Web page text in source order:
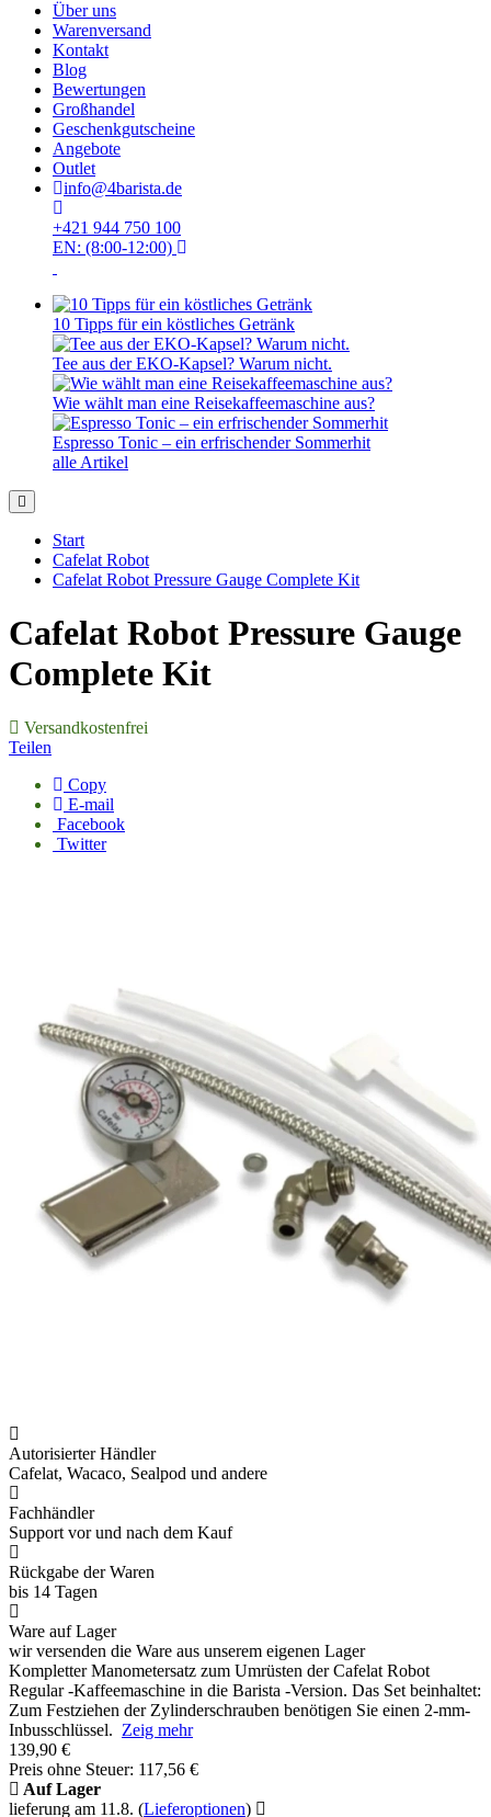
Über uns
Warenversand
Kontakt
Blog
Bewertungen
Großhandel
Geschenkgutscheine
Angebote
Outlet
info@4barista.de
+421 944 750 100
EN: (8:00-12:00)
10 Tipps für ein köstliches Getränk
Tee aus der EKO-Kapsel? Warum nicht.
Wie wählt man eine Reisekaffeemaschine aus?
Espresso Tonic – ein erfrischender Sommerhit
alle Artikel
Start
Cafelat Robot
Cafelat Robot Pressure Gauge Complete Kit
Cafelat Robot Pressure Gauge
Complete Kit
Versandkostenfrei
Teilen
Copy
E-mail
Facebook
Twitter
Autorisierter Händler
Cafelat, Wacaco, Sealpod und andere
Fachhändler
Support vor und nach dem Kauf
Rückgabe der Waren
bis 14 Tagen
Ware auf Lager
wir versenden die Ware aus unserem eigenen Lager
Kompletter Manometersatz zum Umrüsten der Cafelat Robot
Regular -Kaffeemaschine in die Barista -Version. Das Set beinhaltet:
Zum Festziehen der Zylinderschrauben benötigen Sie einen 2-mm-
Inbusschlüssel. Zeig mehr
139,90 €
Preis ohne Steuer: 117,56 €
Auf Lager
lieferung am 11.8. (Lieferoptionen)